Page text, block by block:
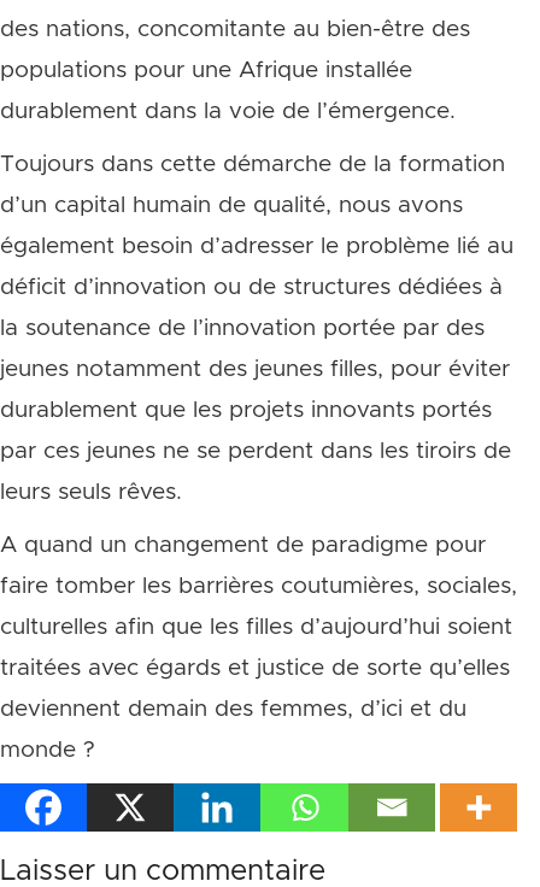
des nations, concomitante au bien-être des
populations pour une Afrique installée
durablement dans la voie de l’émergence.
Toujours dans cette démarche de la formation
d’un capital humain de qualité, nous avons
également besoin d’adresser le problème lié au
déficit d’innovation ou de structures dédiées à
la soutenance de l’innovation portée par des
jeunes notamment des jeunes filles, pour éviter
durablement que les projets innovants portés
par ces jeunes ne se perdent dans les tiroirs de
leurs seuls rêves.
A quand un changement de paradigme pour
faire tomber les barrières coutumières, sociales,
culturelles afin que les filles d’aujourd’hui soient
traitées avec égards et justice de sorte qu’elles
deviennent demain des femmes, d’ici et du
monde ?
Laisser un commentaire